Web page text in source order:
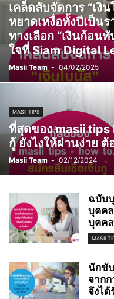
เคล็ดลับจัดการ “เงิ
หยาดเหงื่อทั้งปีเป็น
ทางเลือก “เงินก้อน
ใจที่ Siam Digital
Masii Team - 04/02/2025
MASII TIPS
ที่สุดของ masii tips
กู้ ยังไงให้ผ่านง่าย ต้
Masii Team - 02/12/2024
ฉบับ
บุคคล
บุคค
MASII
นักขั
จากก
จึงได้